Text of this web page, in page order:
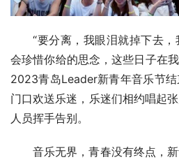
“要分离，我眼泪就掉下去
会珍惜你给的思念，这些日子在
2023青岛Leader新青年音乐节
门口欢送乐迷，乐迷们相约唱起
人员挥手告别。
音乐无界，青春没有终点，